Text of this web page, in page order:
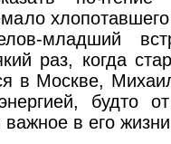
младший
раз, когда
в Москве,
будто
важное в его